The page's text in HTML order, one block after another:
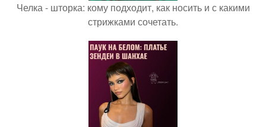
Челка - шторка: кому подходит, как носить и с какими
стрижками сочетать.